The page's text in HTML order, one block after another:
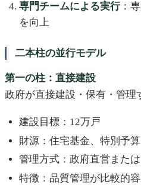
専門チームによる実行：
を向上
二本柱の並行モデル
第一の柱：直接建設
政府が直接建設・保有・管理
建設目標：12万戸
財源：住宅基金、特別予算
管理方式：政府直営また
特徴：品質管理が比較的